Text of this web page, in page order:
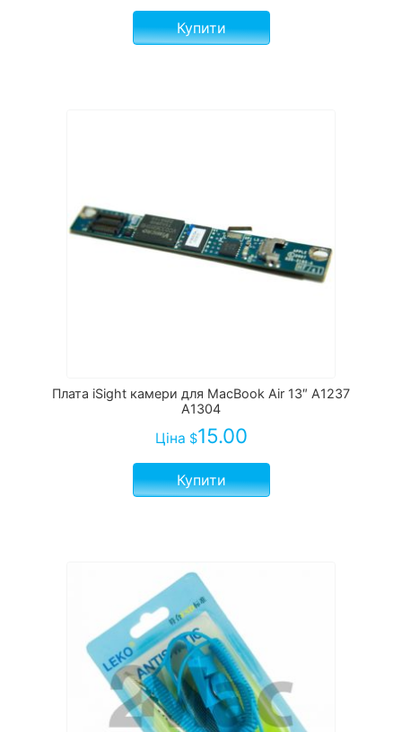
Купити
Плата iSight камери для MacBook Air 13″ A1237
A1304
Ціна $15.00
Купити